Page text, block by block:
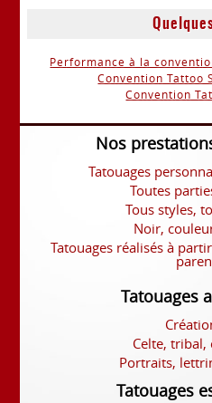
Performance à la
Convention Tattoo
Convention
Nos
Tatouages
Toutes
Tous styles,
Noir,
Tatouages réalisés à
Tatouages
Celte, tribal,
Portraits,
Tatouages